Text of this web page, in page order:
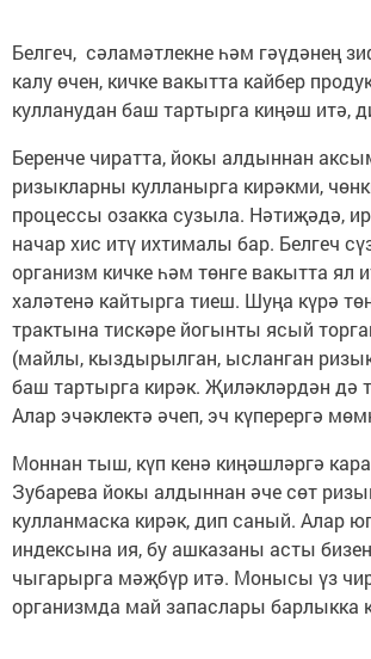
Белгеч, сәламәтлекне һәм гәүдәнең
калу өчен, кичке вакытта кайбер
кулланудан баш тартырга киңәш итә,
Беренче чиратта, йокы алдыннан
ризыкларны кулланырга кирәкми,
процессы озакка сузыла. Нәтиҗәдә,
начар хис итү ихтималы бар. Белгеч
организм кичке һәм төнге вакытта ял
халәтенә кайтырга тиеш. Шуңа күрә
трактына тискәре йогынты ясый
(майлы, кыздырылган, ысланган
баш тартырга кирәк. Җиләкләрдән дә
Алар эчәклектә әчеп, эч күперергә
Моннан тыш, күп кенә киңәшләргә
Зубарева йокы алдыннан әче сөт
кулланмаска кирәк, дип саный. Алар
индексына ия, бу ашказаны асты
чыгарырга мәҗбүр итә. Монысы үз
организмда май запаслары барлыкка